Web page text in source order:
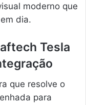
moderno que
dia.
Tesla
que resolve o
para